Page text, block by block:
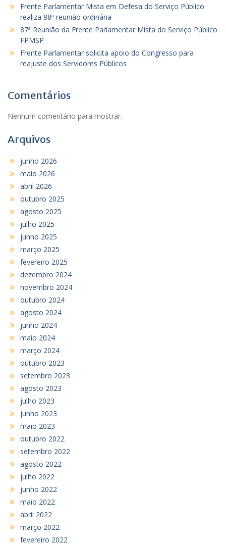
Frente Parlamentar Mista em Defesa do Serviço Público
realiza 88ª reunião ordinária
87ª Reunião da Frente Parlamentar Mista do Serviço Público
FPMSP
Frente Parlamentar solicita apoio do Congresso para
reajuste dos Servidores Públicos
Comentários
Nenhum comentário para mostrar.
Arquivos
junho 2026
maio 2026
abril 2026
outubro 2025
agosto 2025
julho 2025
junho 2025
março 2025
fevereiro 2025
dezembro 2024
novembro 2024
outubro 2024
agosto 2024
junho 2024
maio 2024
março 2024
outubro 2023
setembro 2023
agosto 2023
julho 2023
junho 2023
maio 2023
outubro 2022
setembro 2022
agosto 2022
julho 2022
junho 2022
maio 2022
abril 2022
março 2022
fevereiro 2022